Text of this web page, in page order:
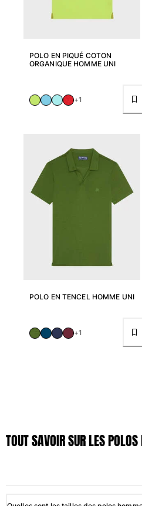
POLO EN PIQUÉ COTON
ORGANIQUE HOMME UNI
+1
POLO EN TENCEL HOMME UNI
+1
TOUT SAVOIR SUR LES